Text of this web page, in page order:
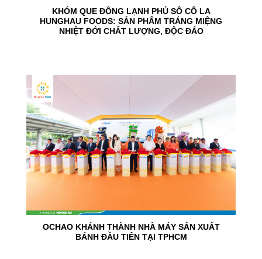
KHÓM QUE ĐÔNG LẠNH PHỦ SÔ CÔ LA
HUNGHAU FOODS: SẢN PHẨM TRÁNG MIỆNG
NHIỆT ĐỚI CHẤT LƯỢNG, ĐỘC ĐÁO
OCHAO KHÁNH THÀNH NHÀ MÁY SẢN XUẤT
BÁNH ĐẦU TIÊN TẠI TPHCM
24
Jun